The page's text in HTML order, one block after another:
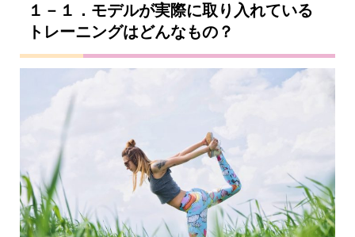
１－１．モデルが実際に取り入れている
トレーニングはどんなもの？